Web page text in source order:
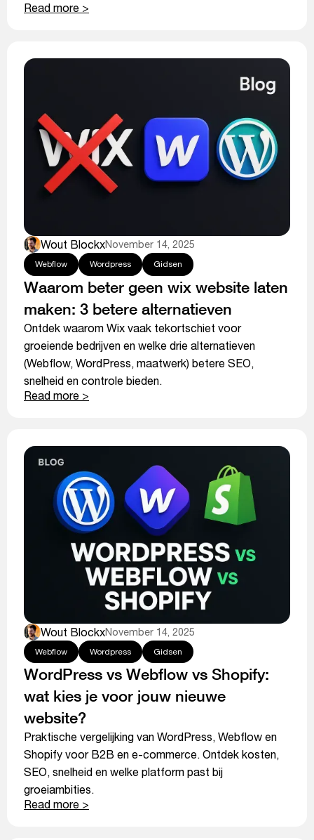
Read more >
Wout BlockxNovember 14, 2025
Webflow Wordpress Gidsen
Waarom beter geen wix website laten
maken: 3 betere alternatieven
Ontdek waarom Wix vaak tekortschiet voor
groeiende bedrijven en welke drie alternatieven
(Webflow, WordPress, maatwerk) betere SEO,
snelheid en controle bieden.
Read more >
Wout BlockxNovember 14, 2025
Webflow Wordpress Gidsen
WordPress vs Webflow vs Shopify:
wat kies je voor jouw nieuwe
website?
Praktische vergelijking van WordPress, Webflow en
Shopify voor B2B en e-commerce. Ontdek kosten,
SEO, snelheid en welke platform past bij
groeiambities.
Read more >